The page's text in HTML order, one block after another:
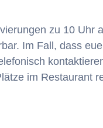
zu 10 Uhr
Im Fall, dass
im Restaurant